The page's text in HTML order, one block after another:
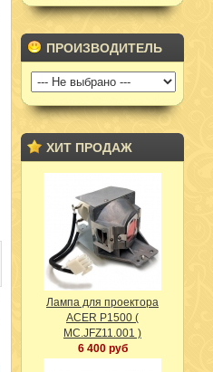
ПРОИЗВОДИТЕЛЬ
ХИТ ПРОДАЖ
Лампа для проектора
ACER P1500 (
MC.JFZ11.001 )
6 400 руб